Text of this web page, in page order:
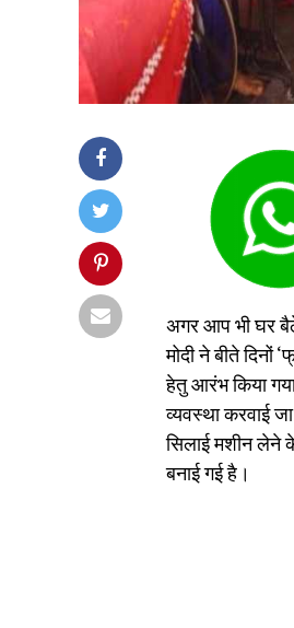
अगर आप भी घर
मोदी ने बीते
हेतु आरंभ क‍िया
व्यवस्था करवाई
सिलाई मशीन लेने
बनाई गई है।